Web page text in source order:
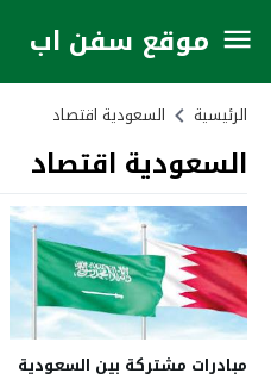
موقع سفن اب
الرئيسية السعودية اقتصاد
السعودية اقتصاد
مبادرات مشتركة بين السعودية